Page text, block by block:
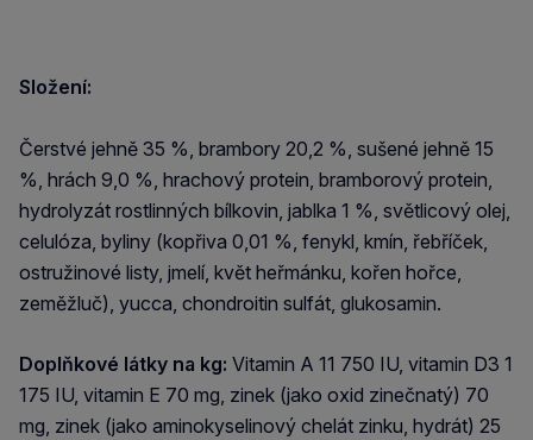
Složení:
Čerstvé jehně 35 %, brambory 20,2 %, sušené jehně 15
%, hrách 9,0 %, hrachový protein, bramborový protein,
hydrolyzát rostlinných bílkovin, jablka 1 %, světlicový olej,
celulóza, byliny (kopřiva 0,01 %, fenykl, kmín, řebříček,
ostružinové listy, jmelí, květ heřmánku, kořen hořce,
zeměžluč), yucca, chondroitin sulfát, glukosamin.
Doplňkové látky na kg: Vitamin A 11 750 IU, vitamin D3 1
175 IU, vitamin E 70 mg, zinek (jako oxid zinečnatý) 70
mg, zinek (jako aminokyselinový chelát zinku, hydrát) 25